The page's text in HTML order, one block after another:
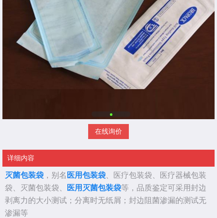
在线询价
详细内容
灭菌包装袋 ，别名 医用包装袋 、医疗包装袋、医疗器械包装
袋、灭菌包装袋、
医用灭菌包装袋等，品质鉴定可采用封边
剥离力的大小测试；分离时无纸屑；封边阻菌渗漏的测试无
渗漏等